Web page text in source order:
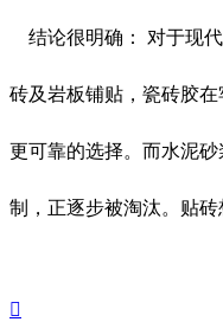
结论很明确： 对于现
砖及岩板铺贴，瓷砖胶
更可靠的选择。而水泥
制，正逐步被淘汰。贴砖
